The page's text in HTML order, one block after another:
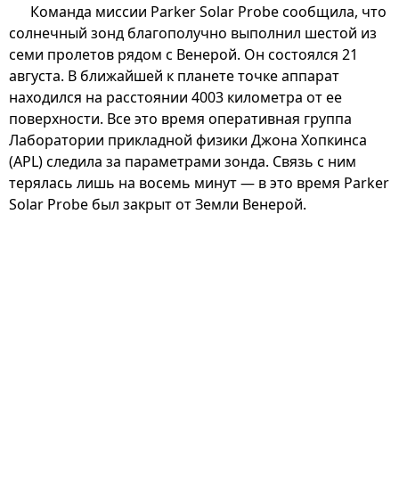
Команда миссии Parker Solar Probe сообщила, что
солнечный зонд благополучно выполнил шестой из
семи пролетов рядом с Венерой. Он состоялся 21
августа. В ближайшей к планете точке аппарат
находился на расстоянии 4003 километра от ее
поверхности. Все это время оперативная группа
Лаборатории прикладной физики Джона Хопкинса
(APL) следила за параметрами зонда. Связь с ним
терялась лишь на восемь минут — в это время Parker
Solar Probe был закрыт от Земли Венерой.